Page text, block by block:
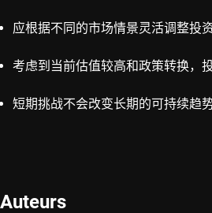
应根据不同的市场情景灵活调整投资
考虑到当前估值较高和政策转换，
短期挑战不会改变长期的可持续趋势
Auteurs